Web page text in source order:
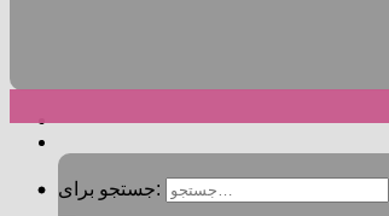
جستجو برای: